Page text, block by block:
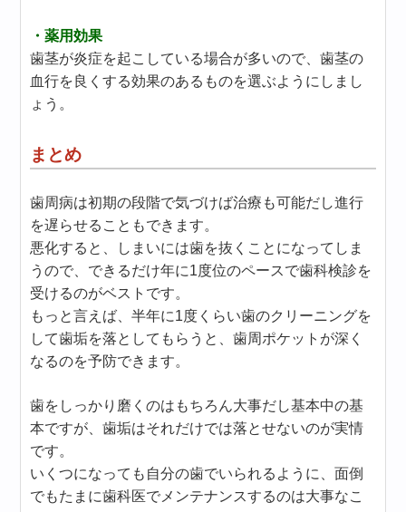
・薬用効果
歯茎が炎症を起こしている場合が多いので、歯茎の
血行を良くする効果のあるものを選ぶようにしまし
ょう。
まとめ
歯周病は初期の段階で気づけば治療も可能だし進行
を遅らせることもできます。
悪化すると、しまいには歯を抜くことになってしま
うので、できるだけ年に1度位のペースで歯科検診を
受けるのがベストです。
もっと言えば、半年に1度くらい歯のクリーニングを
して歯垢を落としてもらうと、歯周ポケットが深く
なるのを予防できます。
歯をしっかり磨くのはもちろん大事だし基本中の基
本ですが、歯垢はそれだけでは落とせないのが実情
です。
いくつになっても自分の歯でいられるように、面倒
でもたまに歯科医でメンテナンスするのは大事なこ